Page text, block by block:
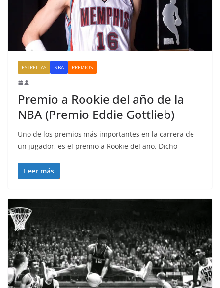
ESTRELLAS NBA PREMIOS
Premio a Rookie del año de la
NBA (Premio Eddie Gottlieb)
Uno de los premios más importantes en la carrera de
un jugador, es el premio a Rookie del año. Dicho
Leer más